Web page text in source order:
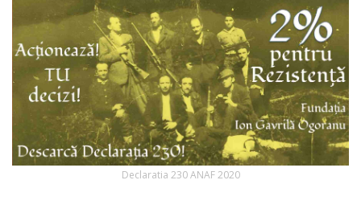
Declaratia 230 ANAF 2020